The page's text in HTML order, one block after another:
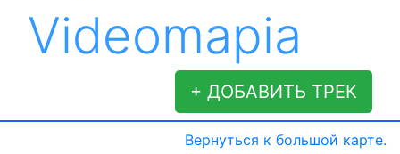
Videomapia
+ ДОБАВИТЬ ТРЕК
Вернуться к большой карте.